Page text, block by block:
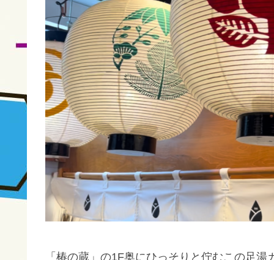
「椿の蔵」の1F奥にひっそりと佇むこの足